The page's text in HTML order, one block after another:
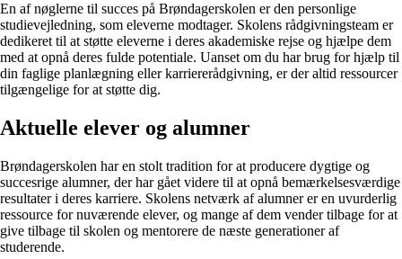
En af nøglerne til succes på Brøndagerskolen er den personlige
studievejledning, som eleverne modtager. Skolens rådgivningsteam er
dedikeret til at støtte eleverne i deres akademiske rejse og hjælpe dem
med at opnå deres fulde potentiale. Uanset om du har brug for hjælp til
din faglige planlægning eller karriererådgivning, er der altid ressourcer
tilgængelige for at støtte dig.
Aktuelle elever og alumner
Brøndagerskolen har en stolt tradition for at producere dygtige og
succesrige alumner, der har gået videre til at opnå bemærkelsesværdige
resultater i deres karriere. Skolens netværk af alumner er en uvurderlig
ressource for nuværende elever, og mange af dem vender tilbage for at
give tilbage til skolen og mentorere de næste generationer af
studerende.